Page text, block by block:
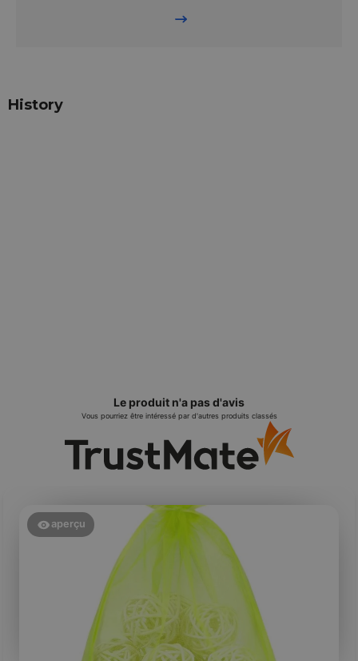
History
Le produit n'a pas d'avis
Vous pourriez être intéressé par d'autres produits classés
aperçu